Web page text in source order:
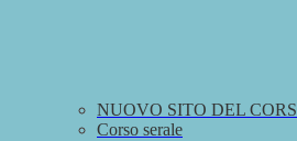
NUOVO SITO DEL
Corso serale